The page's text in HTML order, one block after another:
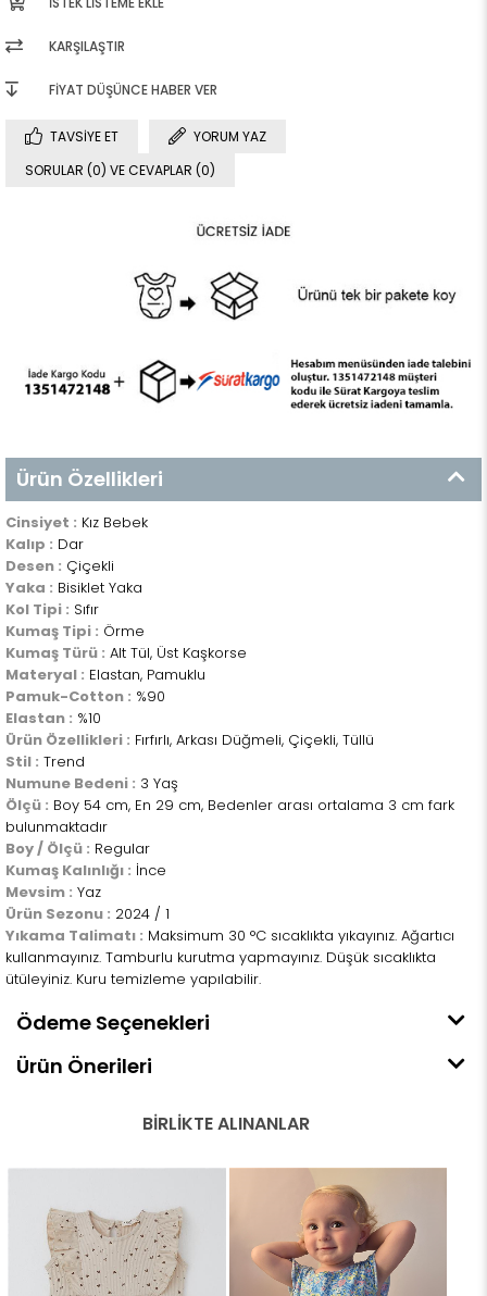
KARŞILAŞTIR
FIYAT DÜŞÜNCE HABER VER
TAVSIYE ET
YORUM YAZ
SORULAR (0) VE CEVAPLAR (0)
Ürün Özellikleri
Cinsiyet : Kız Bebek
Kalıp : Dar
Desen : Çiçekli
Yaka : Bisiklet Yaka
Kol Tipi : Sıfır
Kumaş Tipi : Örme
Kumaş Türü : Alt Tül, Üst Kaşkorse
Materyal : Elastan, Pamuklu
Pamuk-Cotton : %90
Elastan : %10
Ürün Özellikleri : Fırfırlı, Arkası Düğmeli, Çiçekli, Tüllü
Stil : Trend
Numune Bedeni : 3 Yaş
Ölçü : Boy 54 cm, En 29 cm, Bedenler arası ortalama 3 cm fark
bulunmaktadır
Boy / Ölçü : Regular
Kumaş Kalınlığı : İnce
Mevsim : Yaz
Ürün Sezonu : 2024 / 1
Yıkama Talimatı : Maksimum 30 °C sıcaklıkta yıkayınız. Ağartıcı
kullanmayınız. Tamburlu kurutma yapmayınız. Düşük sıcaklıkta
ütüleyiniz. Kuru temizleme yapılabilir.
Ödeme Seçenekleri
Ürün Önerileri